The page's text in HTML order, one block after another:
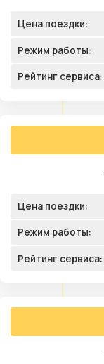
Цена поездки:
Режим работы:
Рейтинг сервиса:
Цена поездки:
Режим работы:
Рейтинг сервиса: